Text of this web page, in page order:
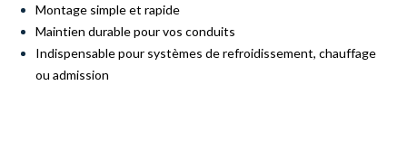
Montage simple et rapide
Maintien durable pour vos conduits
Indispensable pour systèmes de refroidissement, chauffage
ou admission